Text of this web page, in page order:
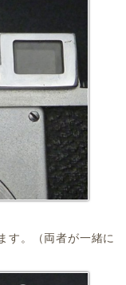
す。（両者が一緒に